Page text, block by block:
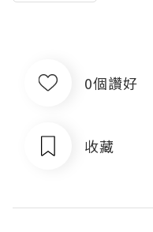
0個讚好
收藏